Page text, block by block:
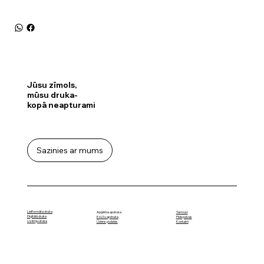
Jūsu zīmols,
mūsu druka-
kopā neapturami
Sazinies ar mums
Lielformāta druka
Digitālā druka
Uzlīmju druka
Apģērba apdruka
Krūžu apdruka
Ūdens pudeles
Termosi
Pildspalvas
Kontakti